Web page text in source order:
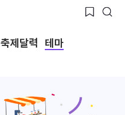
축제달력 테마